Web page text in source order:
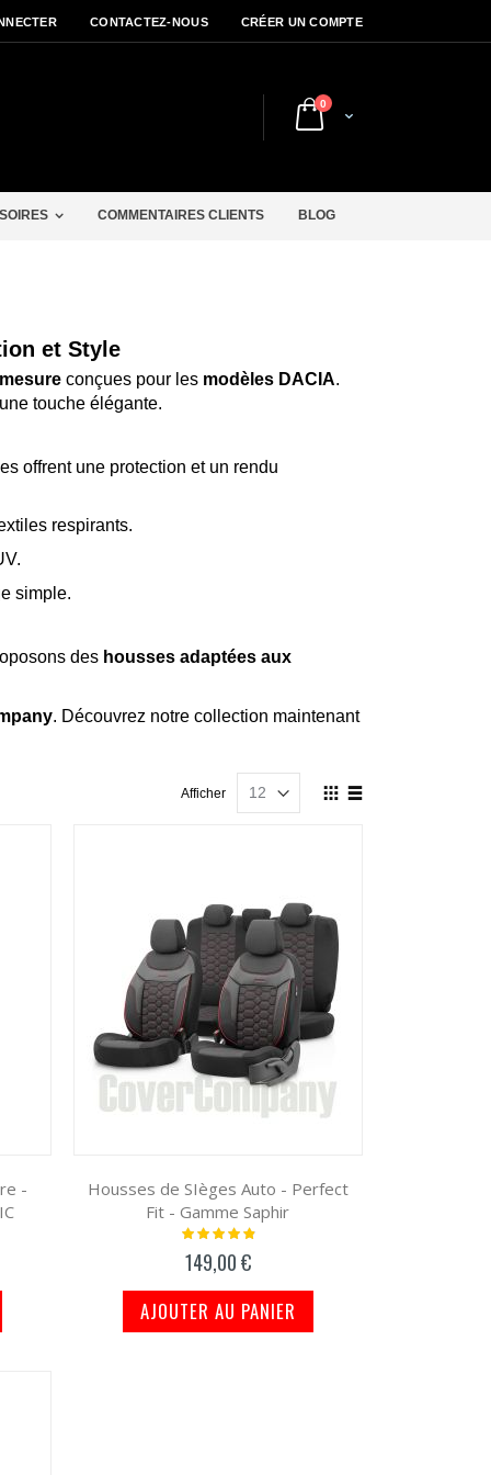
CONTACTEZ-NOUS CRÉER UN COMPTE
Cart
0articles
COMMENTAIRES CLIENTS BLOG
et Style
conçues pour les modèles DACIA.
touche élégante.
offrent une protection et un rendu
respirants.
simple.
des housses adaptées aux
. Découvrez notre collection maintenant
Afficher
en
Afficher
-
Housses de SIèges Auto - Perfect
Fit - Gamme Saphir
Notation:
149,00 €
AJOUTER AU PANIER